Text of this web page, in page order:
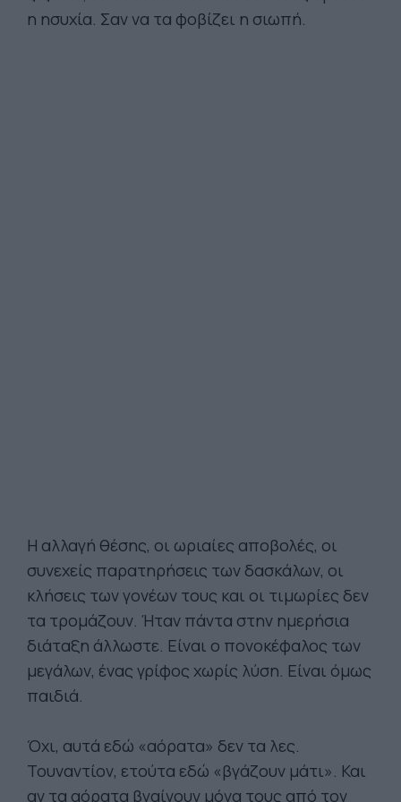
η ησυχία. Σαν να τα φοβίζει η σιωπή.
Η αλλαγή θέσης, οι ωριαίες αποβολές, οι
συνεχείς παρατηρήσεις των δασκάλων, οι
κλήσεις των γονέων τους και οι τιμωρίες δεν
τα τρομάζουν. Ήταν πάντα στην ημερήσια
διάταξη άλλωστε. Είναι ο πονοκέφαλος των
μεγάλων, ένας γρίφος χωρίς λύση. Είναι όμως
παιδιά.
Όχι, αυτά εδώ «αόρατα» δεν τα λες.
Τουναντίον, ετούτα εδώ «βγάζουν μάτι». Και
αν τα αόρατα βγαίνουν μόνα τους από τον